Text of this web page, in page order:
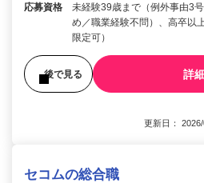
応募資格
未経験39歳まで（例外事由3
め／職業経験不問）、高卒
限定可）
後で見る 詳
更新日：
セコムの総合職